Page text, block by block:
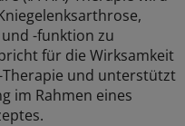
-funktion zu
für die Wirksamkeit
Therapie und unterstützt
im Rahmen eines